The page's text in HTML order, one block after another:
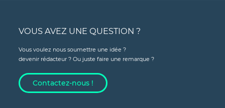
VOUS AVEZ UNE QUESTION ?
Vous voulez nous soumettre une idée ?
devenir rédacteur ? Ou juste faire une remarque ?
Contactez-nous !